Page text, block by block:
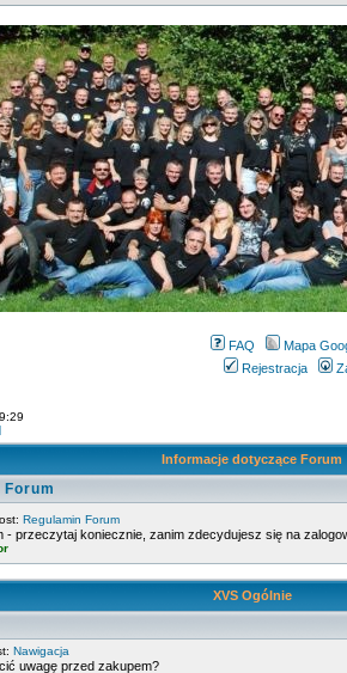
FAQ
Mapa
Rejestracja
Informacje dotyczące Forum
Regulamin Forum
- przeczytaj koniecznie, zanim zdecydujesz się na
XVS Ogólnie
Nawigacja
uwagę przed zakupem?